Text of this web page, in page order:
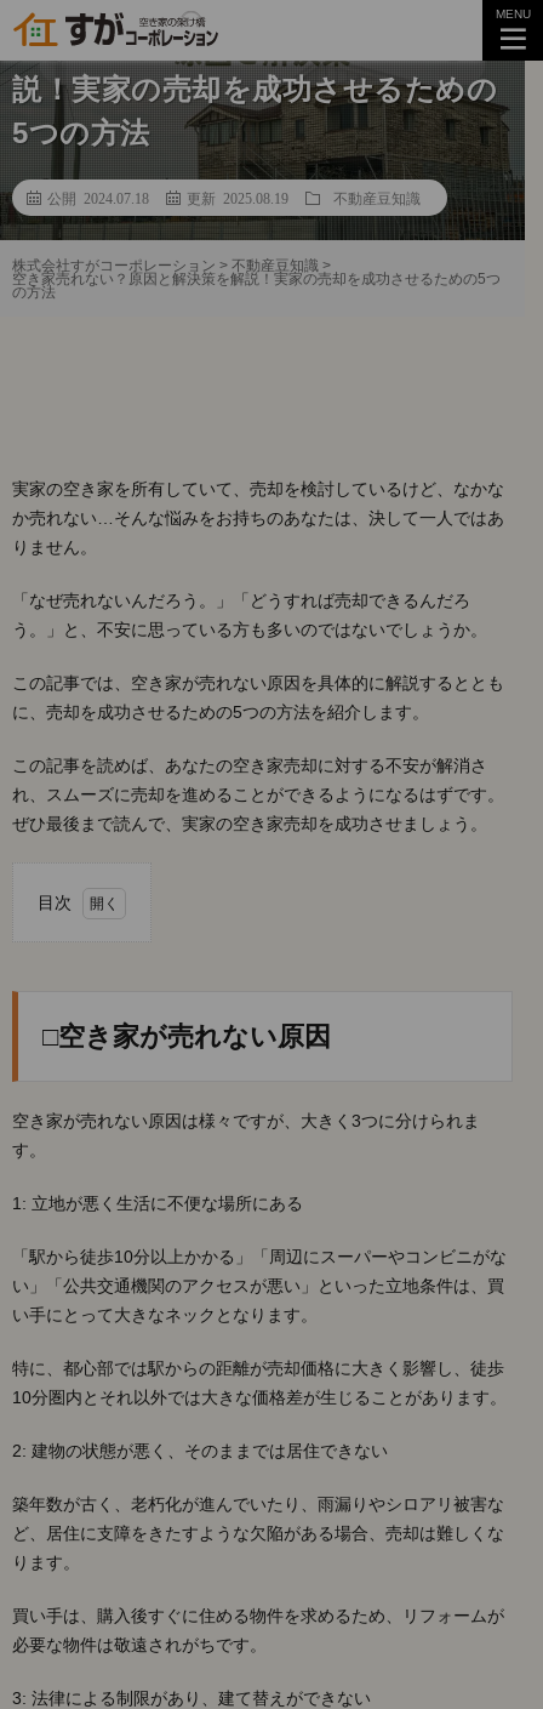
MENU
空き家売れない？原因と解決策を解
説！実家の売却を成功させるための
5つの方法
公開 2024.07.18 更新 2025.08.19 不動産豆知識
株式会社すがコーポレーション > 不動産豆知識 >
空き家売れない？原因と解決策を解説！実家の売却を成功させるための5つ
の方法
実家の空き家を所有していて、売却を検討しているけど、なかな
か売れない…そんな悩みをお持ちのあなたは、決して一人ではあ
りません。
「なぜ売れないんだろう。」「どうすれば売却できるんだろ
う。」と、不安に思っている方も多いのではないでしょうか。
この記事では、空き家が売れない原因を具体的に解説するととも
に、売却を成功させるための5つの方法を紹介します。
この記事を読めば、あなたの空き家売却に対する不安が解消さ
れ、スムーズに売却を進めることができるようになるはずです。
ぜひ最後まで読んで、実家の空き家売却を成功させましょう。
目次
れな
2.
を成
せる
5つ
の方
法
□専
門家
談し
4.
□ま
とめ
気に
なる
□空き家が売れない原因
空き家が売れない原因は様々ですが、大きく3つに分けられま
す。
1: 立地が悪く生活に不便な場所にある
「駅から徒歩10分以上かかる」「周辺にスーパーやコンビニがな
い」「公共交通機関のアクセスが悪い」といった立地条件は、買
い手にとって大きなネックとなります。
特に、都心部では駅からの距離が売却価格に大きく影響し、徒歩
10分圏内とそれ以外では大きな価格差が生じることがあります。
2: 建物の状態が悪く、そのままでは居住できない
築年数が古く、老朽化が進んでいたり、雨漏りやシロアリ被害な
ど、居住に支障をきたすような欠陥がある場合、売却は難しくな
ります。
買い手は、購入後すぐに住める物件を求めるため、リフォームが
必要な物件は敬遠されがちです。
3: 法律による制限があり、建て替えができない